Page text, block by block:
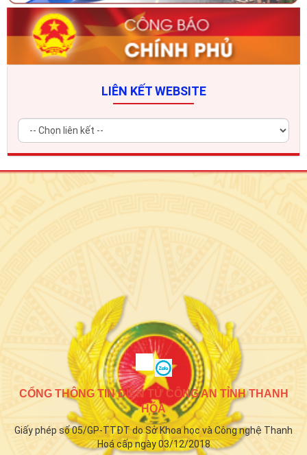
LIÊN KẾT WEBSITE
CỔNG THÔNG TIN ĐIỆN TỬ CÔNG AN TỈNH THANH
HÓA
Giấy phép số 05/GP-TTĐT do Sở Khoa học và Công nghệ Thanh
Hoá cấp ngày 03/12/2018